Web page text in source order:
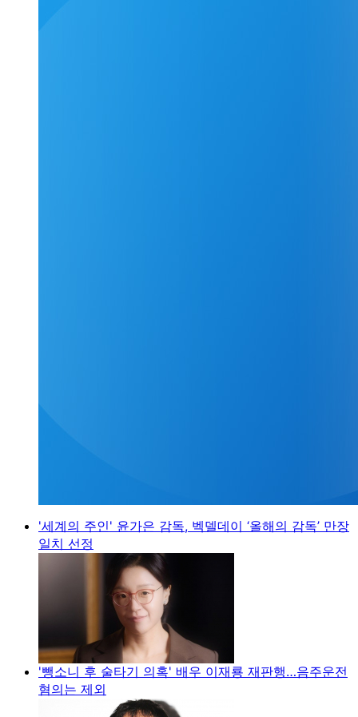
'세계의 주인' 윤가은 감독, 벡델데이 ‘올해의 감독’ 만장
일치 선정
'뺑소니 후 술타기 의혹' 배우 이재룡 재판행…음주운전
혐의는 제외